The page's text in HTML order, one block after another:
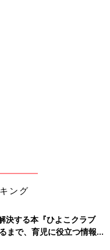
ング
決する本『ひよこクラブ
で、育児に役立つ情報が